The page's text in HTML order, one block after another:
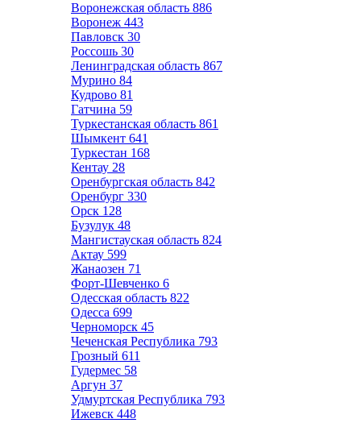
Воронежская область 886
Воронеж 443
Павловск 30
Россошь 30
Ленинградская область 867
Мурино 84
Кудрово 81
Гатчина 59
Туркестанская область 861
Шымкент 641
Туркестан 168
Кентау 28
Оренбургская область 842
Оренбург 330
Орск 128
Бузулук 48
Мангистауская область 824
Актау 599
Жанаозен 71
Форт-Шевченко 6
Одесская область 822
Одесса 699
Черноморск 45
Чеченская Республика 793
Грозный 611
Гудермес 58
Аргун 37
Удмуртская Республика 793
Ижевск 448